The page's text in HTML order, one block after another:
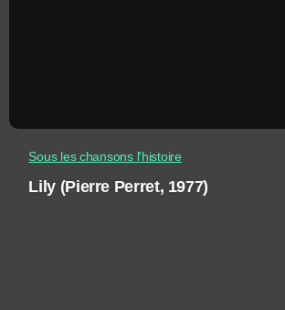
Sous les chansons l'histoire
Lily (Pierre Perret, 1977)